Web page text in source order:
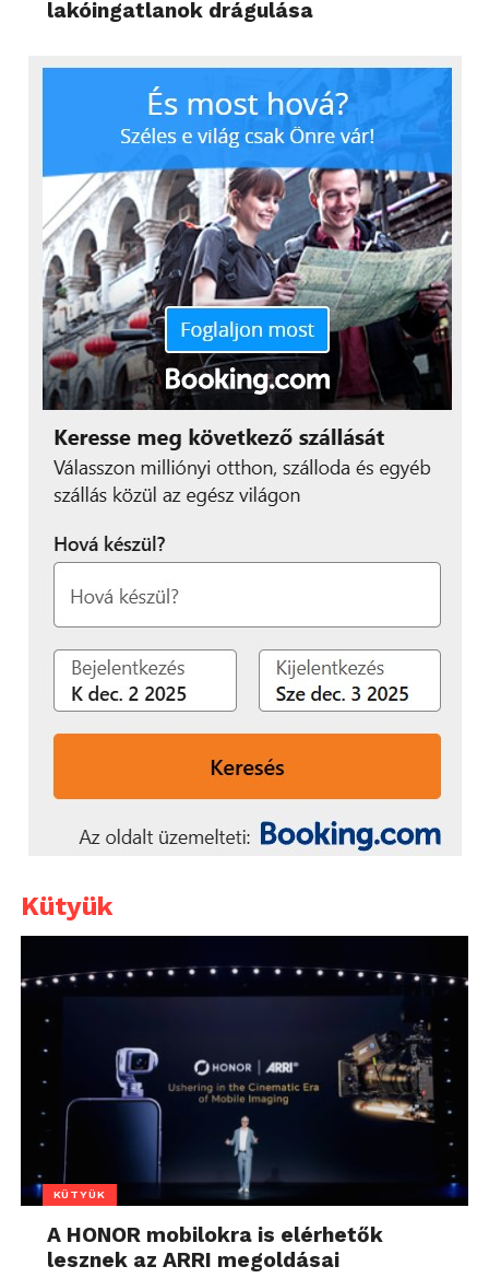
lakóingatlanok drágulása
Kütyük
KÜTYÜK
A HONOR mobilokra is elérhetők
lesznek az ARRI megoldásai